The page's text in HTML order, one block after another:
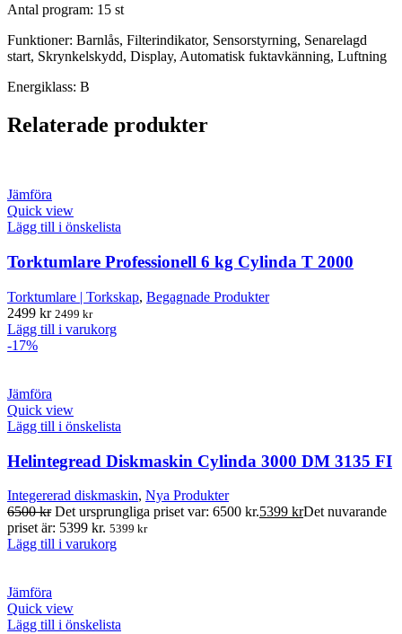
Antal program: 15 st
Funktioner: Barnlås, Filterindikator, Sensorstyrning, Senarelagd
start, Skrynkelskydd, Display, Automatisk fuktavkänning, Luftning
Energiklass: B
Relaterade produkter
Jämföra
Quick view
Lägg till i önskelista
Torktumlare Professionell 6 kg Cylinda T 2000
Torktumlare | Torkskap, Begagnade Produkter
2499 kr 2499 kr
Lägg till i varukorg
-17%
Jämföra
Quick view
Lägg till i önskelista
Helintegread Diskmaskin Cylinda 3000 DM 3135 FI
Integererad diskmaskin, Nya Produkter
6500kr Det ursprungliga priset var: 6500 kr.5399 krDet nuvarande
priset är: 5399 kr. 5399 kr
Lägg till i varukorg
Jämföra
Quick view
Lägg till i önskelista